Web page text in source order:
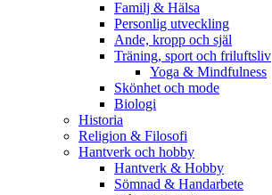
Familj & Hälsa
Personlig utveckling
Ande, kropp och själ
Träning, sport och friluftsliv
Yoga & Mindfulness
Skönhet och mode
Biologi
Historia
Religion & Filosofi
Hantverk och hobby
Hantverk & Hobby
Sömnad & Handarbete